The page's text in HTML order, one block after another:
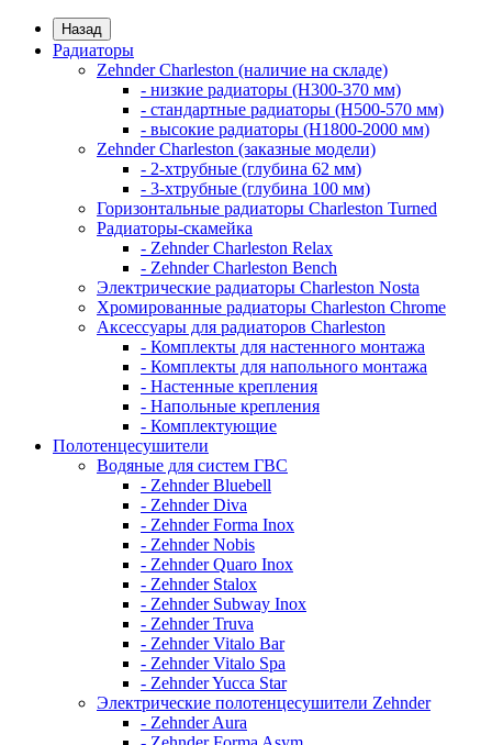
Назад
Радиаторы
Zehnder Charleston (наличие на складе)
- низкие радиаторы (H300-370 мм)
- стандартные радиаторы (H500-570 мм)
- высокие радиаторы (H1800-2000 мм)
Zehnder Charleston (заказные модели)
- 2-хтрубные (глубина 62 мм)
- 3-хтрубные (глубина 100 мм)
Горизонтальные радиаторы Charleston Turned
Радиаторы-скамейка
- Zehnder Charleston Relax
- Zehnder Charleston Bench
Электрические радиаторы Charleston Nosta
Хромированные радиаторы Charleston Chrome
Аксессуары для радиаторов Charleston
- Комплекты для настенного монтажа
- Комплекты для напольного монтажа
- Настенные крепления
- Напольные крепления
- Комплектующие
Полотенцесушители
Водяные для систем ГВС
- Zehnder Bluebell
- Zehnder Diva
- Zehnder Forma Inox
- Zehnder Nobis
- Zehnder Quaro Inox
- Zehnder Stalox
- Zehnder Subway Inox
- Zehnder Truva
- Zehnder Vitalo Bar
- Zehnder Vitalo Spa
- Zehnder Yucca Star
Электрические полотенцесушители Zehnder
- Zehnder Aura